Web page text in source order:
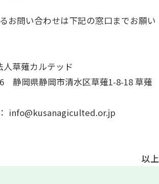
お問い合わせは下記の窓口までお願い
草薙カルテッド
静岡県静岡市清水区草薙1-8-18 草薙
info@kusanagiculted.or.jp
以上